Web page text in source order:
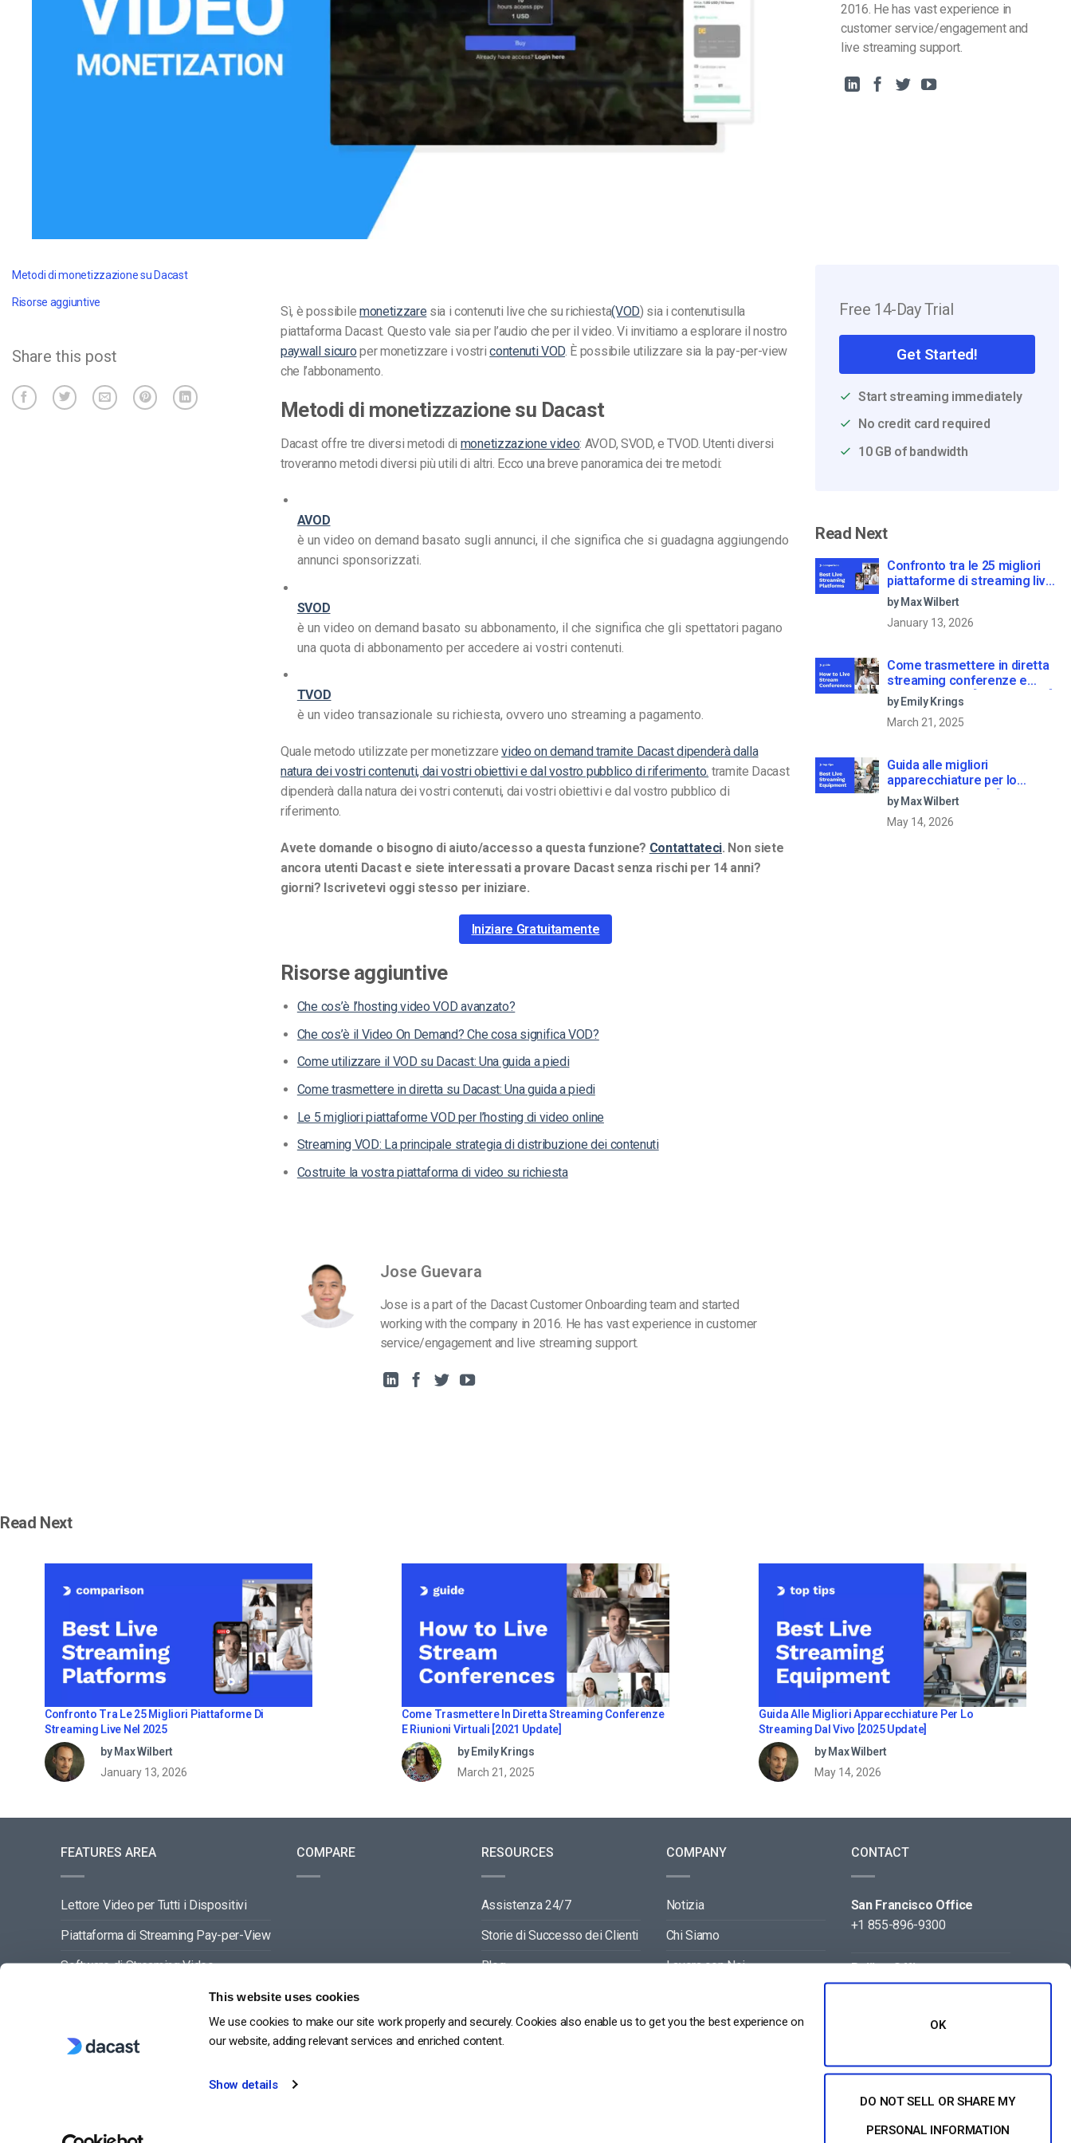
This website uses cookies
We use cookies to make our site work properly and securely. Cookies also enable us to get you the best experience on
our website, adding relevant services and enriched content.
Show details
OK
DO NOT SELL OR SHARE MY
PERSONAL INFORMATION
Video CMS
Privacy e Sicurezza
Monetizzazione Video
Video Marketing
2016. He has vast experience in
customer service/engagement and
live streaming support.
Metodi di monetizzazione su Dacast
Risorse aggiuntive
Share this post
Sì, è possibile monetizzare sia i contenuti live che su richiesta(VOD) sia i contenutisulla
piattaforma Dacast. Questo vale sia per l’audio che per il video. Vi invitiamo a esplorare il nostro
paywall sicuro per monetizzare i vostricontenuti VOD . È possibile utilizzare sia la pay-per-view
che l’abbonamento.
Metodi di monetizzazione su Dacast
Dacast offre tre diversi metodi di monetizzazione video: AVOD, SVOD, e TVOD. Utenti diversi
troveranno metodi diversi più utili di altri. Ecco una breve panoramica dei tre metodi:
AVOD
è un video on demand basato sugli annunci, il che significa che si guadagna aggiungendo
annunci sponsorizzati.
SVOD
è un video on demand basato su abbonamento, il che significa che gli spettatori pagano
una quota di abbonamento per accedere ai vostri contenuti.
TVOD
è un video transazionale su richiesta, ovvero uno streaming a pagamento.
Quale metodo utilizzate per monetizzarevideo on demand tramite Dacast dipenderà dalla
natura dei vostri contenuti, dai vostri obiettivi e dal vostro pubblico di riferimento. tramite Dacast
dipenderà dalla natura dei vostri contenuti, dai vostri obiettivi e dal vostro pubblico di
riferimento.
Avete domande o bisogno di aiuto/accesso a questa funzione? Contattateci. Non siete
ancora utenti Dacast e siete interessati a provare Dacast senza rischi per 14 anni?
giorni? Iscrivetevi oggi stesso per iniziare.
Iniziare Gratuitamente
Risorse aggiuntive
Che cos’è l’hosting video VOD avanzato?
Che cos’è il Video On Demand? Che cosa significa VOD?
Come utilizzare il VOD su Dacast: Una guida a piedi
Come trasmettere in diretta su Dacast: Una guida a piedi
Le 5 migliori piattaforme VOD per l’hosting di video online
Streaming VOD: La principale strategia di distribuzione dei contenuti
Costruite la vostra piattaforma di video su richiesta
Jose Guevara
Jose is a part of the Dacast Customer Onboarding team and started
working with the company in 2016. He has vast experience in customer
service/engagement and live streaming support.
Free 14-Day Trial
Get Started!
Start streaming immediately
No credit card required
10 GB of bandwidth
Read Next
Confronto tra le 25 migliori
piattaforme di streaming live
nel 2025
by Max Wilbert
January 13, 2026
Come trasmettere in diretta
streaming conferenze e
by Emily Krings
March 21, 2025
Guida alle migliori
apparecchiature per lo
streaming dal vivo [2025
Update]
by Max Wilbert
May 14, 2026
Read Next
Confronto Tra Le 25 Migliori Piattaforme Di
Streaming Live Nel 2025
by Max Wilbert
January 13, 2026
Come Trasmettere In Diretta Streaming Conferenze
E Riunioni Virtuali [2021 Update]
by Emily Krings
March 21, 2025
Guida Alle Migliori Apparecchiature Per Lo
Streaming Dal Vivo [2025 Update]
by Max Wilbert
May 14, 2026
FEATURES AREA
Lettore Video per Tutti i Dispositivi
Piattaforma di Streaming Pay-per-View
Software di Streaming Video
Gestione dei Contenuti Video
COMPARE RESOURCES
Assistenza 24/7
Storie di Successo dei Clienti
Blog
Player API Documentation
COMPANY
Notizia
Chi Siamo
Lavora con Noi
Partners
CONTACT
San Francisco Office
+1 855-896-9300
Beijing Office
+86 105-123-5043